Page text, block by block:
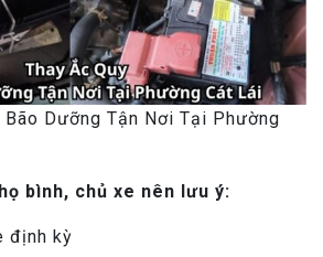
Bão Dưỡng Tận Nơi Tại Phường
bình, chủ xe nên lưu ý:
định kỳ